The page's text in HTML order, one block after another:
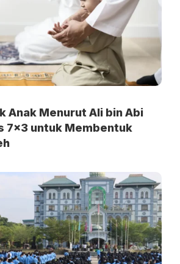
Anak Menurut Ali bin Abi
7×3 untuk Membentuk